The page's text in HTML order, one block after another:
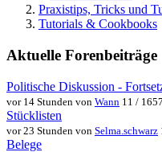
Praxistips, Tricks und
Tutorials & Cookbooks
Aktuelle Forenbeiträge
Politische Diskussion -
vor 14 Stunden von Wann 11 /
Stücklisten
vor 23 Stunden von Selma.schwarz
Belege